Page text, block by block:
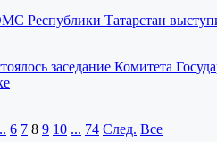
Республики Татарстан
заседание Комитета
6 7 8 9 10 ... 74 След. Все